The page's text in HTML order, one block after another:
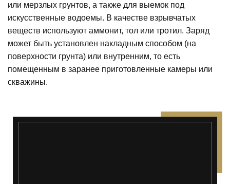
или мерзлых грунтов, а также для выемок под
искусственные водоемы. В качестве взрывчатых
веществ используют аммонит, тол или тротил. Заряд
может быть установлен накладным способом (на
поверхности грунта) или внутренним, то есть
помещенным в заранее приготовленные камеры или
скважины.